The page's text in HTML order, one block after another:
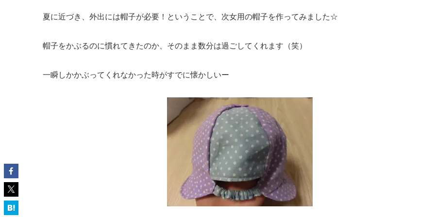
夏に近づき、外出には帽子が必要！ということで、次女用の帽子を作ってみました☆
帽子をかぶるのに慣れてきたのか、そのまま数分は過ごしてくれます（笑）
一瞬しかかぶってくれなかった時がすでに懐かしいー